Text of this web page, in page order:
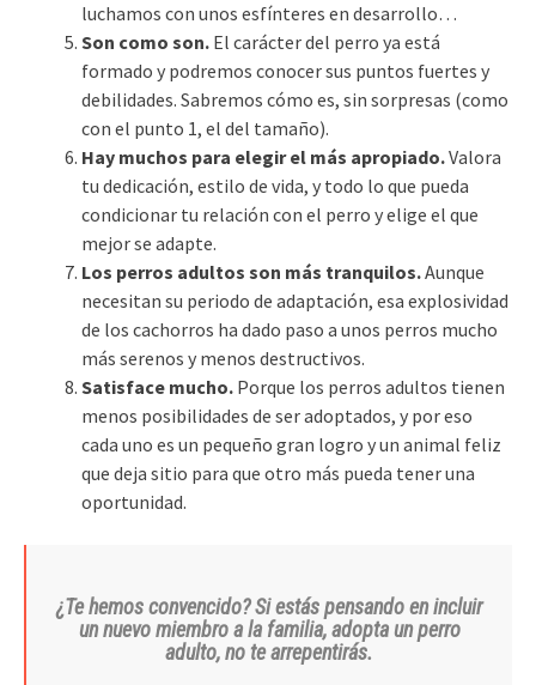
luchamos con unos esfínteres en desarrollo…
Son como son. El carácter del perro ya está
formado y podremos conocer sus puntos fuertes y
debilidades. Sabremos cómo es, sin sorpresas (como
con el punto 1, el del tamaño).
Hay muchos para elegir el más apropiado.Valora
tu dedicación, estilo de vida, y todo lo que pueda
condicionar tu relación con el perro y elige el que
mejor se adapte.
Los perros adultos son más tranquilos.Aunque
necesitan su periodo de adaptación, esa explosividad
de los cachorros ha dado paso a unos perros mucho
más serenos y menos destructivos.
Satisface mucho. Porque los perros adultos tienen
menos posibilidades de ser adoptados, y por eso
cada uno es un pequeño gran logro y un animal feliz
que deja sitio para que otro más pueda tener una
oportunidad.
¿Te hemos convencido? Si estás pensando en incluir
un nuevo miembro a la familia, adopta un perro
adulto, no te arrepentirás.